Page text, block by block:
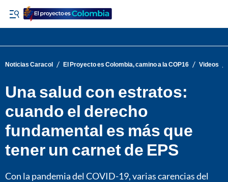
Noticias Caracol / El Proyecto es Colombia, camino a la COP16 / Videos
Una salud con estratos:
cuando el derecho
fundamental es más que
tener un carnet de EPS
Con la pandemia del COVID-19, varias carencias del